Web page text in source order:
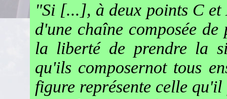
"Si [...], à deux points C
d'une chaîne composée
la liberté de prendre la
qu'ils composernot tous
figure représente celle